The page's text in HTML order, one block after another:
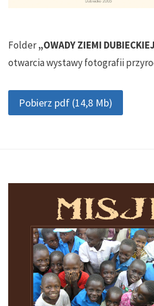
Folder„OWADY ZIEMI
otwarcia wystawy fotografii
Pobierz pdf (14,8 Mb)